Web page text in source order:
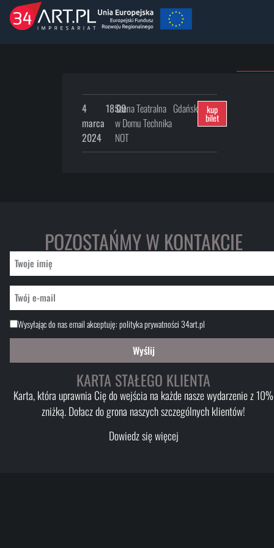
4
marca
2024
18:00Scena Teatralna
w Domu Technika
NOT
Gdańsk kup
bilet
POZOSTAŃMY W KONTAKCIE
Wysyłając do nas email akceptuję:polityka prywatności 34art.pl
Wyślij
KARTA STAŁEGO KLIENTA
Karta, która uprawnia Cię do wejścia na każde nasze wydarzenie z 10%
zniżką. Dołacz do grona naszych szczególnych klientów!
Dowiedz się więcej